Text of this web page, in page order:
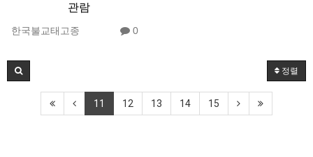
관람
한국불교태고종 0
정렬
11 12 13 14 15